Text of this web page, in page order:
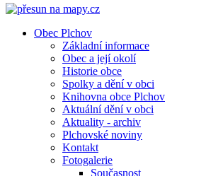
Obec Plchov
Základní informace
Obec a její okolí
Historie obce
Spolky a dění v obci
Knihovna obce Plchov
Aktuální dění v obci
Aktuality - archiv
Plchovské noviny
Kontakt
Fotogalerie
Současnost